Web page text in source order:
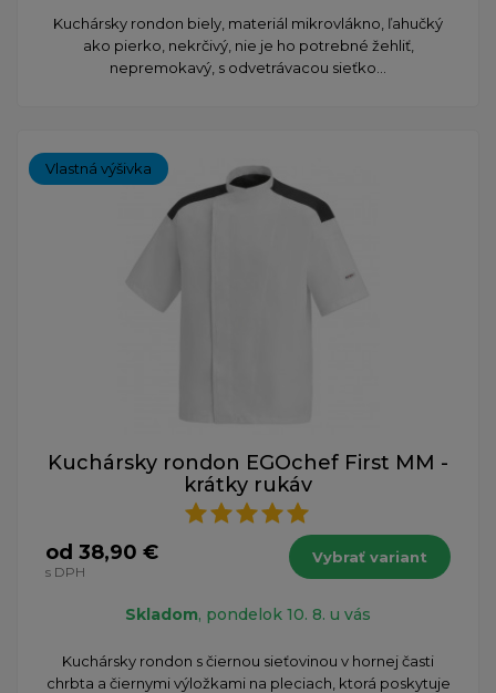
Kuchársky rondon biely, materiál mikrovlákno, ľahučký
ako pierko, nekrčivý, nie je ho potrebné žehliť,
nepremokavý, s odvetrávacou sieťko...
Vlastná výšivka
Kuchársky rondon EGOchef First MM -
krátky rukáv
od 38,90 €
s DPH
Vybrať variant
Skladom, pondelok 10. 8. u vás
​Kuchársky rondon s čiernou sieťovinou v hornej časti
chrbta a čiernymi výložkami na pleciach, ktorá poskytuje